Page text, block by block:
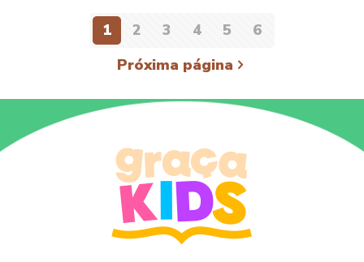
1 2 3 4 5
6
Próxima página